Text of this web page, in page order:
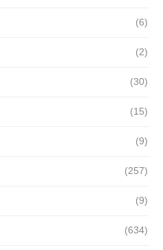
(6)
(2)
(30)
(15)
(9)
(257)
(9)
(634)